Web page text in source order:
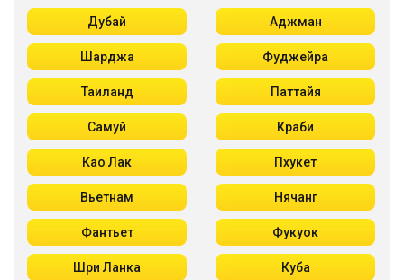
Дубай Аджман
Шарджа Фуджейра
Таиланд Паттайя
Самуй Краби
Као Лак Пхукет
Вьетнам Нячанг
Фантьет Фукуок
Шри Ланка Куба